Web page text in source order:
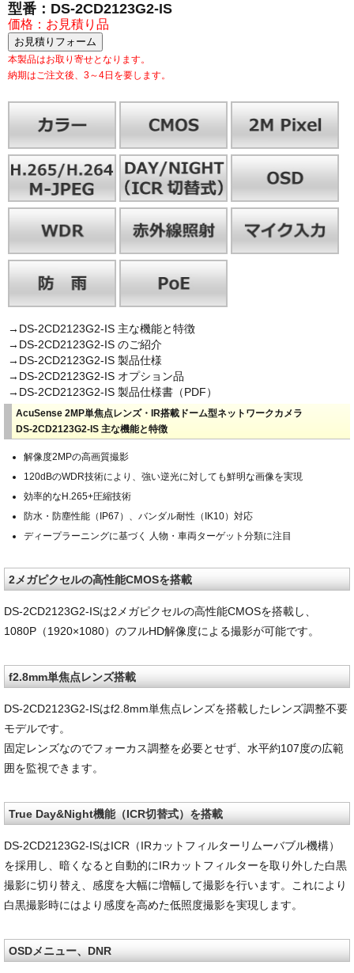
型番：DS-2CD2123G2-IS
価格：お見積り品
本製品はお取り寄せとなります。
納期はご注文後、3～4日を要します。
→DS-2CD2123G2-IS 主な機能と特徴
→DS-2CD2123G2-IS のご紹介
→DS-2CD2123G2-IS 製品仕様
→DS-2CD2123G2-IS オプション品
→DS-2CD2123G2-IS 製品仕様書（PDF）
AcuSense 2MP単焦点レンズ・IR搭載ドーム型ネットワークカメラ
DS-2CD2123G2-IS 主な機能と特徴
解像度2MPの高画質撮影
120dBのWDR技術により、強い逆光に対しても鮮明な画像を実現
効率的なH.265+圧縮技術
防水・防塵性能（IP67）、バンダル耐性（IK10）対応
ディープラーニングに基づく 人物・車両ターゲット分類に注目
2メガピクセルの高性能CMOSを搭載
DS-2CD2123G2-ISは2メガピクセルの高性能CMOSを搭載し、
1080P（1920×1080）のフルHD解像度による撮影が可能です。
f2.8mm単焦点レンズ搭載
DS-2CD2123G2-ISはf2.8mm単焦点レンズを搭載したレンズ調整不要
モデルです。
固定レンズなのでフォーカス調整を必要とせず、水平約107度の広範
囲を監視できます。
True Day&Night機能（ICR切替式）を搭載
DS-2CD2123G2-ISはICR（IRカットフィルターリムーバブル機構）
を採用し、暗くなると自動的にIRカットフィルターを取り外した白黒
撮影に切り替え、感度を大幅に増幅して撮影を行います。これにより
白黒撮影時にはより感度を高めた低照度撮影を実現します。
OSDメニュー、DNR